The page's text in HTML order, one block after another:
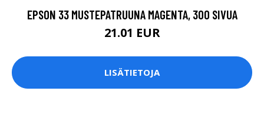
EPSON 33 MUSTEPATRUUNA MAGENTA, 300 SIVUA
21.01 EUR
LISÄTIETOJA